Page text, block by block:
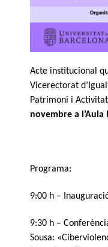
Acte institucional
Vicerectorat
Patrimoni i
novembre a l’Aula
Programa:
9:00 h –
9:30 h –
Sousa: